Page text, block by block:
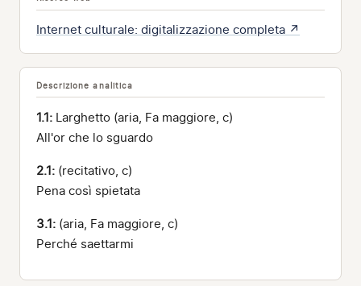
Internet culturale: digitalizzazione completa ↗
Descrizione analitica
1.1: Larghetto (aria, Fa maggiore, c)
All'or che lo sguardo
2.1: (recitativo, c)
Pena così spietata
3.1: (aria, Fa maggiore, c)
Perché saettarmi